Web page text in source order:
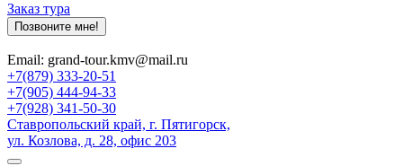
Заказ тура
Позвоните мне!
Email: grand-tour.kmv@mail.ru
+7(879) 333-20-51
+7(905) 444-94-33
+7(928) 341-50-30
Ставропольский край, г. Пятигорск,
ул. Козлова, д. 28, офис 203